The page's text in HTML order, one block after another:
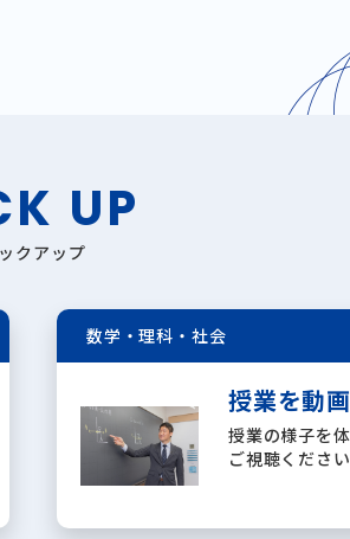
UP
クアップ
数学・理科・社会
授業を動
授業の様子を
ご視聴ください